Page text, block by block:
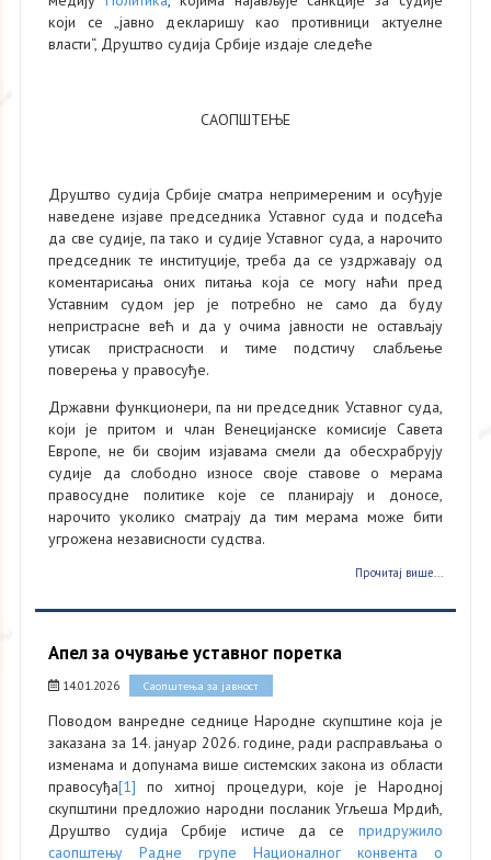
који се „јавно декларишу као противници актуелне
власти“, Друштво судија Србије издаје следеће
САОПШТЕЊЕ
Друштво судија Србије сматра непримереним и осуђује
наведене изјаве председника Уставног суда и подсећа
да све судије, па тако и судије Уставног суда, а нарочито
председник те институције, треба да се уздржавају од
коментарисања оних питања која се могу наћи пред
Уставним судом јер је потребно не само да буду
непристрасне већ и да у очима јавности не остављају
утисак пристрасности и тиме подстичу слабљење
поверења у правосуђе.
Државни функционери, па ни председник Уставног суда,
који је притом и члан Венецијанске комисије Савета
Европе, не би својим изјавама смели да обесхрабрују
судије да слободно износе своје ставове о мерама
правосудне политике које се планирају и доносе,
нарочито уколико сматрају да тим мерама може бити
угрожена независности судства.
Прочитај више...
Апел за очување уставног поретка
14.01.2026 Саопштења за јавност
Поводом ванредне седнице Народне скупштине која је
заказана за 14. јануар 2026. године, ради расправљања о
изменама и допунама више системских закона из области
правосуђа[1] по хитној процедури, које је Народној
скупштини предложио народни посланик Угљеша Мрдић,
Друштво судија Србије истиче да се придружило
саопштењу Радне групе Националног конвента о